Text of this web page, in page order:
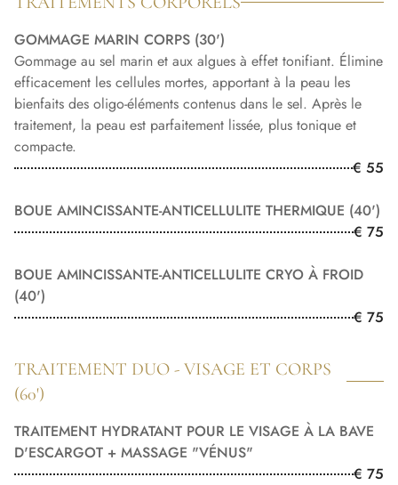
GOMMAGE MARIN CORPS (30')
Gommage au sel marin et aux algues à effet tonifiant. Élimine
efficacement les cellules mortes, apportant à la peau les
bienfaits des oligo-éléments contenus dans le sel. Après le
traitement, la peau est parfaitement lissée, plus tonique et
compacte.
€ 55
BOUE AMINCISSANTE-ANTICELLULITE THERMIQUE (40')
€ 75
BOUE AMINCISSANTE-ANTICELLULITE CRYO À FROID
(40')
€ 75
TRAITEMENT DUO - VISAGE ET CORPS
(60')
TRAITEMENT HYDRATANT POUR LE VISAGE À LA BAVE
D'ESCARGOT + MASSAGE "VÉNUS"
€ 75